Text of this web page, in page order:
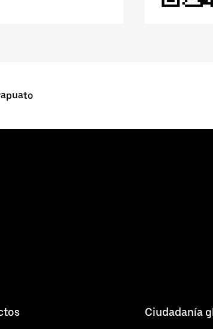
Ciudadanía